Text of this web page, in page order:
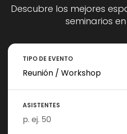
Descubre los mejores
seminarios en
TIPO DE EVENTO
ASISTENTES